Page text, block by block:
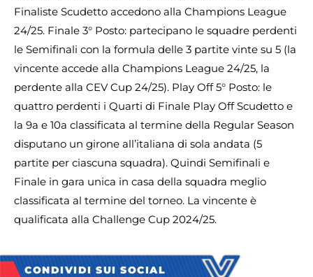
Finaliste Scudetto accedono alla Champions League
24/25. Finale 3° Posto: partecipano le squadre perdenti
le Semifinali con la formula delle 3 partite vinte su 5 (la
vincente accede alla Champions League 24/25, la
perdente alla CEV Cup 24/25). Play Off 5° Posto: le
quattro perdenti i Quarti di Finale Play Off Scudetto e
la 9a e 10a classificata al termine della Regular Season
disputano un girone all’italiana di sola andata (5
partite per ciascuna squadra). Quindi Semifinali e
Finale in gara unica in casa della squadra meglio
classificata al termine del torneo. La vincente è
qualificata alla Challenge Cup 2024/25.
CONDIVIDI SUI SOCIAL